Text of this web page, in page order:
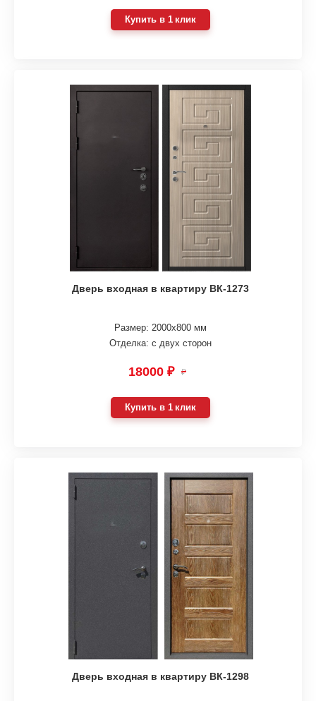
Купить в 1 клик
Дверь входная в квартиру ВК-1273
Размер: 2000х800 мм
Отделка: с двух сторон
18000 ₽ ₽
Купить в 1 клик
Дверь входная в квартиру ВК-1298